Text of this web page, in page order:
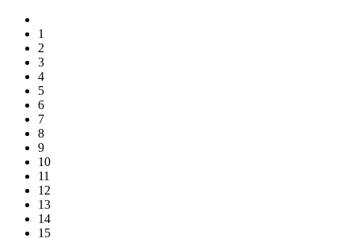
1
2
3
4
5
6
7
8
9
10
11
12
13
14
15